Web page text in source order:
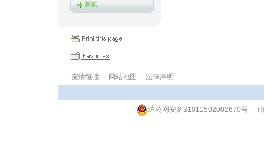
新闻
友情链接 网站地图 法律声明
沪公网安备31011502002670号（